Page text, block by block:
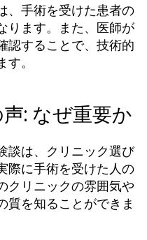
、手術を受けた患者の
ります。また、医師が
認することで、技術的
。
: なぜ重要か
談は、クリニック選び
際に手術を受けた人の
クリニックの雰囲気や
質を知ることができま